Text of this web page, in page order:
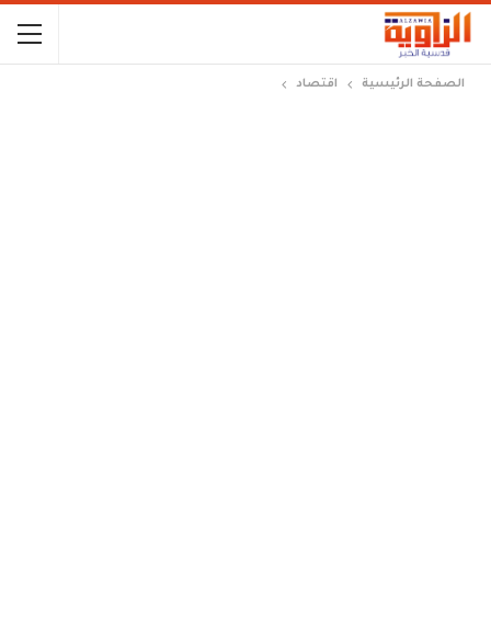
الصفحة الرئيسية اقتصاد